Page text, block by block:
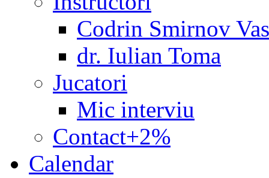
Codrin Smirnov
dr. Iulian Toma
Jucatori
Mic interviu
Contact+2%
Calendar